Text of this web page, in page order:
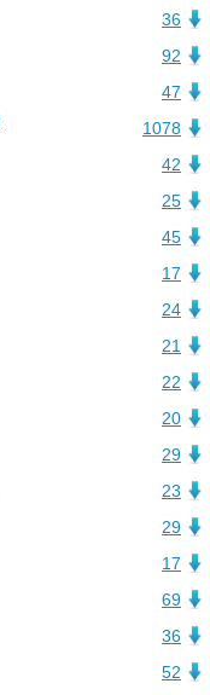
36
92
47
1078
42
25
45
17
24
21
22
20
29
23
29
17
69
36
52